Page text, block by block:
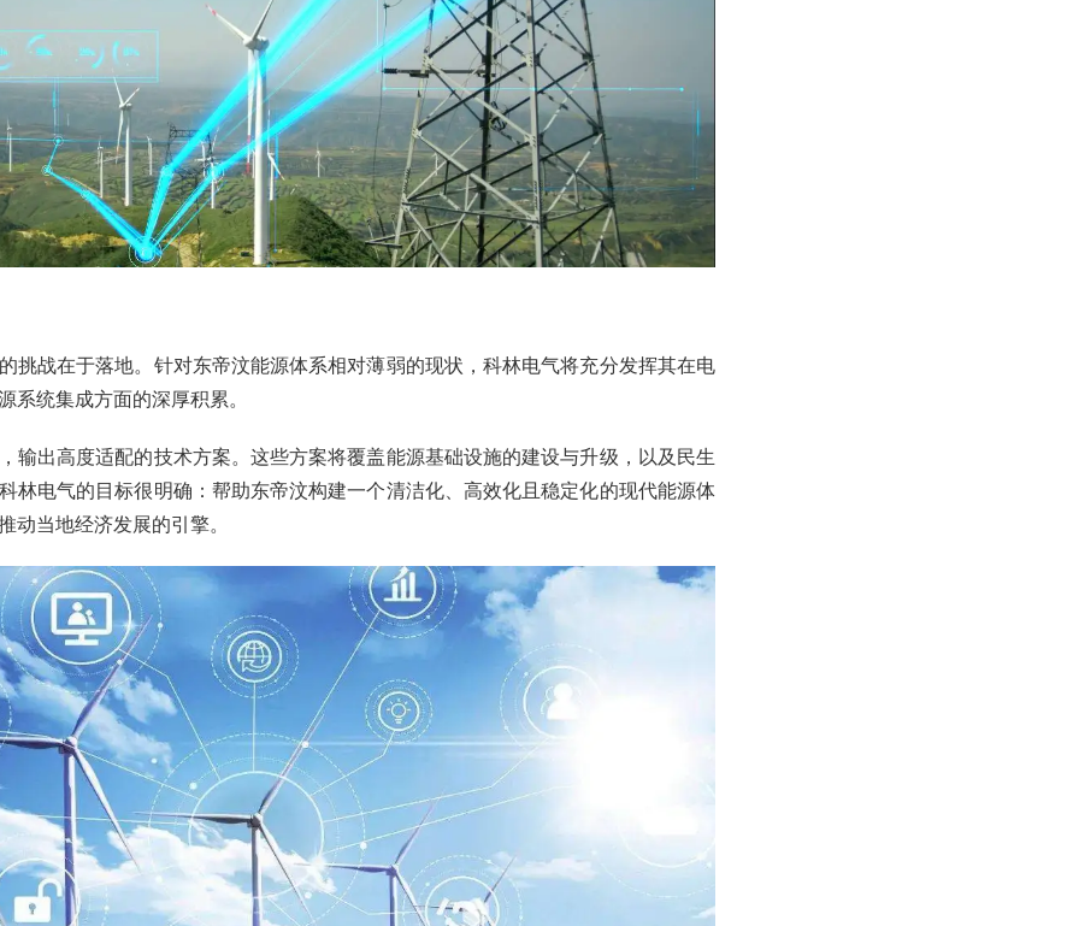
挑战在于落地。针对东帝汶能源体系相对薄弱的现状，科林电气将充分发挥其在电
系统集成方面的深厚积累。
输出高度适配的技术方案。这些方案将覆盖能源基础设施的建设与升级，以及民生
林电气的目标很明确：帮助东帝汶构建一个清洁化、高效化且稳定化的现代能源体
动当地经济发展的引擎。